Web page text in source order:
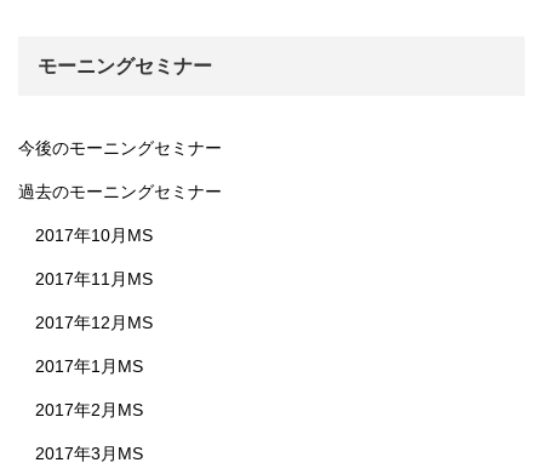
モーニングセミナー
今後のモーニングセミナー
過去のモーニングセミナー
2017年10月MS
2017年11月MS
2017年12月MS
2017年1月MS
2017年2月MS
2017年3月MS